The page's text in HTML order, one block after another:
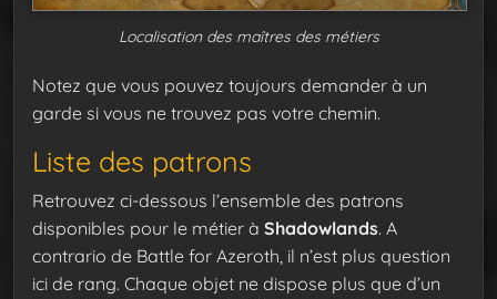
Localisation des maîtres des métiers
Notez que vous pouvez toujours demander à un
garde si vous ne trouvez pas votre chemin.
Liste des patrons
Retrouvez ci-dessous l’ensemble des patrons
disponibles pour le métier à Shadowlands. A
contrario de Battle for Azeroth, il n’est plus question
ici de rang. Chaque objet ne dispose plus que d’un